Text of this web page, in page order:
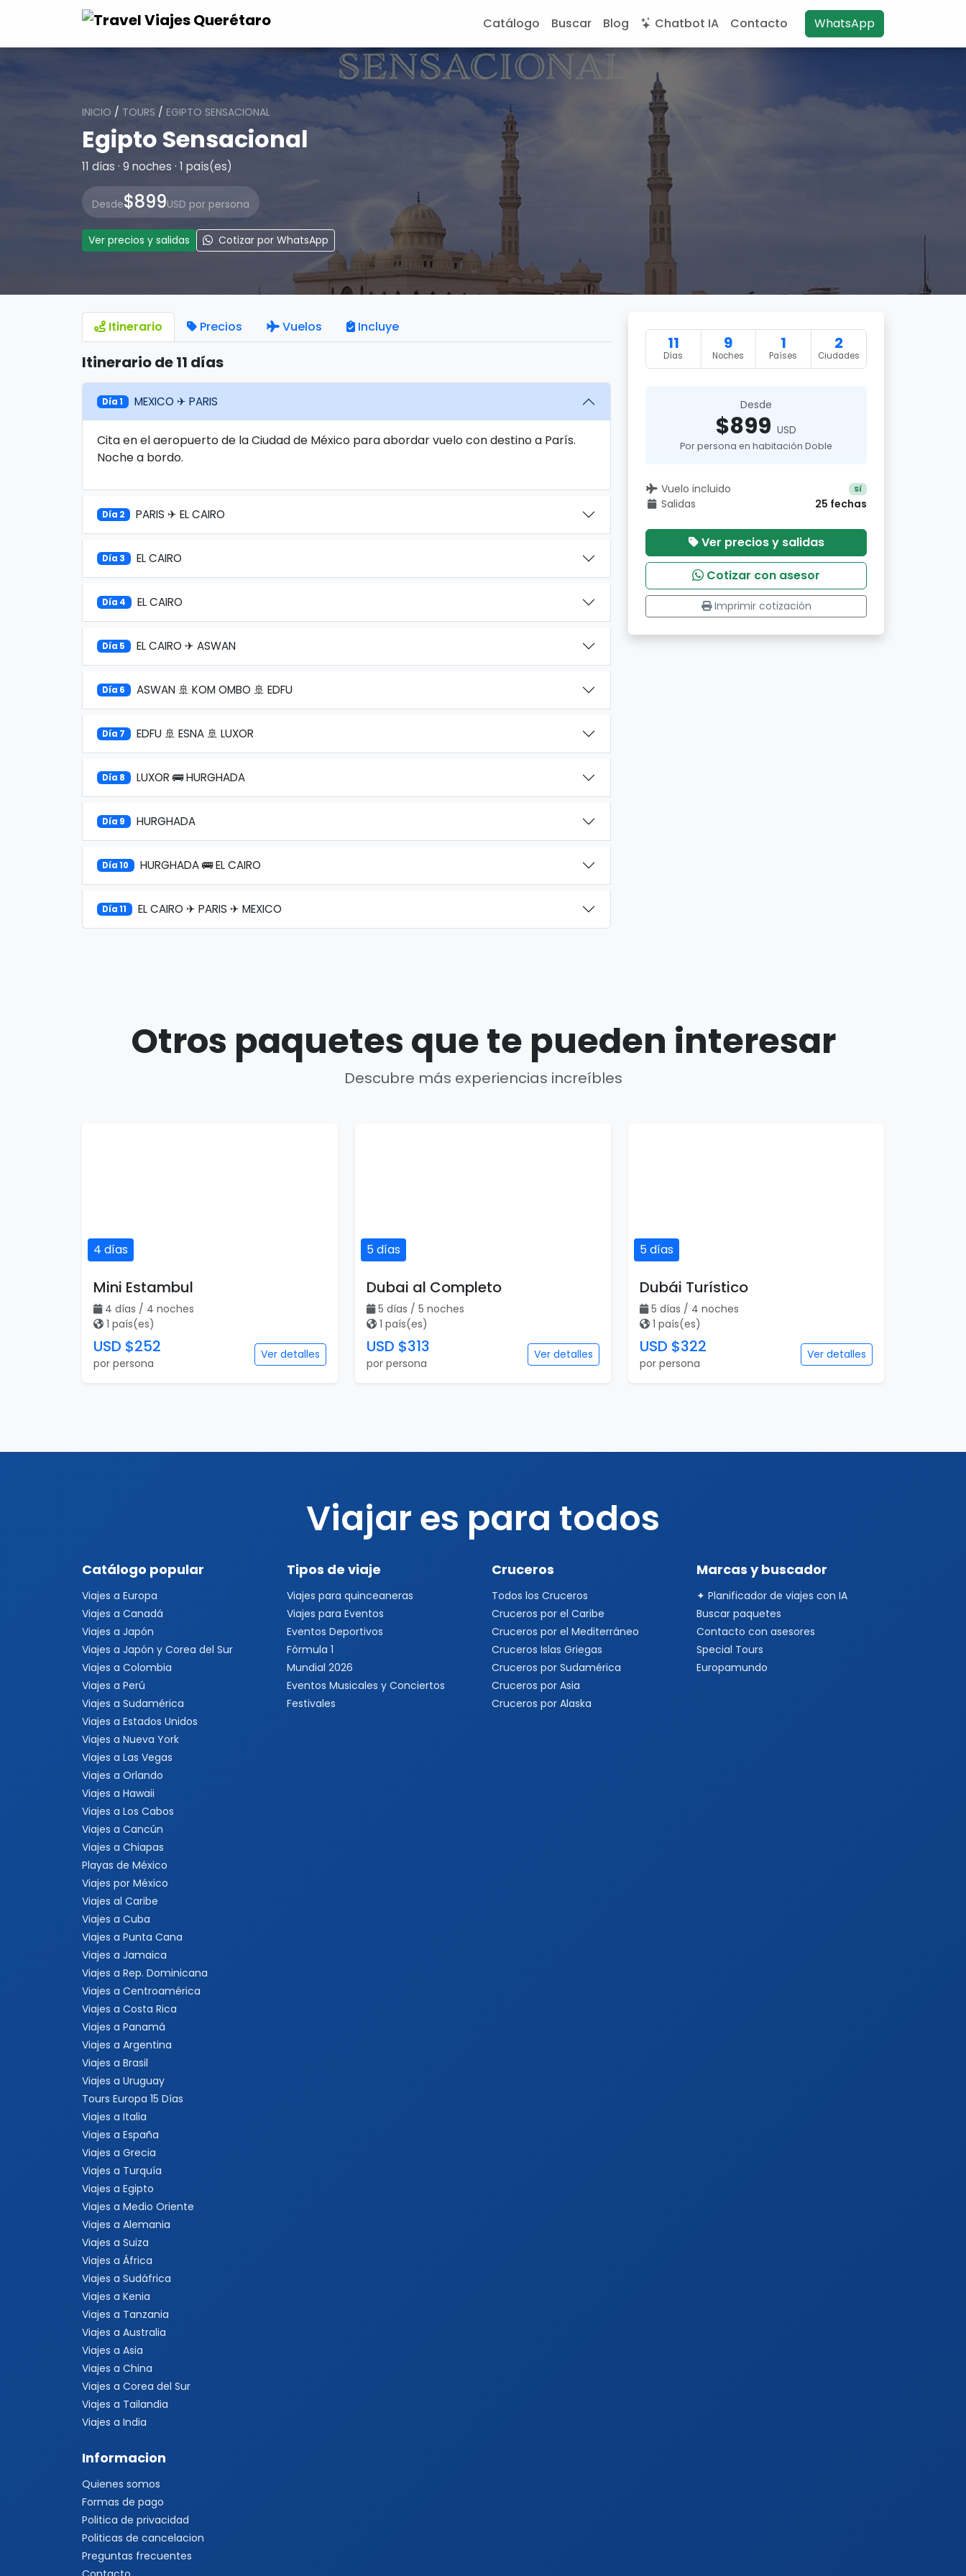
Catálogo Buscar Blog Chatbot IA Contacto WhatsApp
INICIO / TOURS / EGIPTO SENSACIONAL
Egipto Sensacional
11 días · 9 noches · 1 país(es)
Desde$899USD por persona
Ver precios y salidas Cotizar por WhatsApp
Itinerario Precios Vuelos Incluye
Itinerario de 11 días
Día 1 MEXICO ✈ PARIS
Cita en el aeropuerto de la Ciudad de México para abordar vuelo con destino a París.
Noche a bordo.
Día 2 PARIS ✈ EL CAIRO
Día 3 EL CAIRO
Día 4 EL CAIRO
Día 5 EL CAIRO ✈ ASWAN
Día 6 ASWAN 🚢 KOM OMBO 🚢 EDFU
Día 7 EDFU 🚢 ESNA 🚢 LUXOR
Día 8 LUXOR 🚌 HURGHADA
Día 9 HURGHADA
Día 10 HURGHADA 🚌 EL CAIRO
Día 11 EL CAIRO ✈ PARIS ✈ MEXICO
11
Días
9
Noches
1
Países
2
Ciudades
Desde
$899 USD
Por persona en habitación Doble
Vuelo incluido Sí
Salidas 25 fechas
Ver precios y salidas
Cotizar con asesor
Imprimir cotización
Otros paquetes que te pueden interesar
Descubre más experiencias increíbles
por persona por persona por persona
Viajes a Sudamérica
Viajes a Estados Unidos
Viajes a Nueva York
Viajes a Las Vegas
Viajes a Orlando
Viajes a Hawaii
Viajes a Los Cabos
Viajes a Cancún
Viajes a Chiapas
Playas de México
Viajes por México
Viajes al Caribe
Viajes a Cuba
Viajes a Punta Cana
Viajes a Jamaica
Viajes a Rep. Dominicana
Viajes a Centroamérica
Viajes a Costa Rica
Viajes a Panamá
Viajes a Argentina
Viajes a Brasil
Viajes a Uruguay
Tours Europa 15 Días
Viajes a Italia
Viajes a España
Viajes a Grecia
Viajes a Turquía
Viajes a Egipto
Viajes a Medio Oriente
Viajes a Alemania
Viajes a Suiza
Viajes a África
Viajes a Sudáfrica
Viajes a Kenia
Viajes a Tanzania
Viajes a Australia
Viajes a Asia
Viajes a China
Viajes a Corea del Sur
Viajes a Tailandia
Viajes a India
Eventos Deportivos
Fórmula 1
Festivales
Cruceros por el Mediterráneo
Cruceros Islas Griegas
Cruceros por Alaska
Informacion
Quienes somos
Formas de pago
Politica de privacidad
Politicas de cancelacion
Preguntas frecuentes